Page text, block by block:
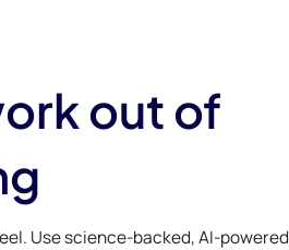
out of
Use science-backed, AI-powered